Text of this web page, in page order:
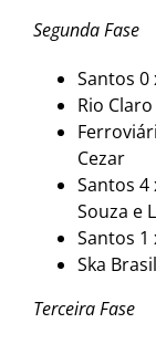
Segunda Fase
Santos 0
Rio
Cezar
Santos 4
Souza e
Santos 1
Ska
Terceira Fase